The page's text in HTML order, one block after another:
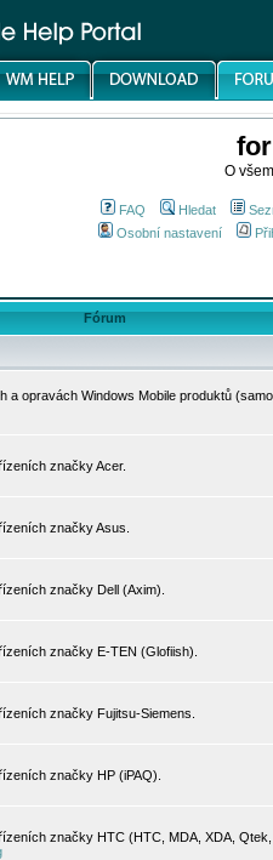
O
FAQ Hledat
Osobní nastavení
Fórum
a opravách Windows Mobile produktů
značky Acer.
značky Asus.
značky Dell (Axim).
značky E-TEN (Glofiish).
značky Fujitsu-Siemens.
značky HP (iPAQ).
značky HTC (HTC, MDA, XDA,